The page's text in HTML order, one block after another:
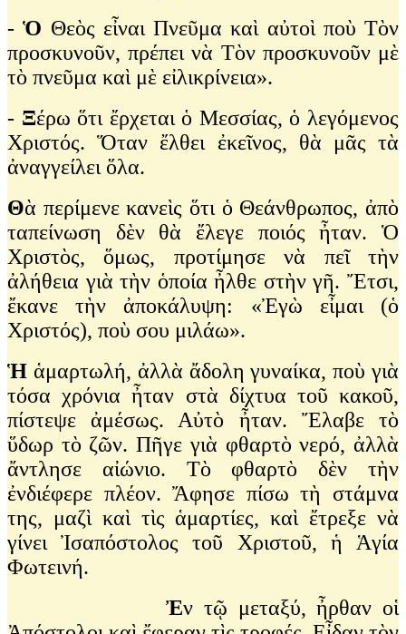
-Ὁ Θεὸς εἶναι Πνεῦμα καὶ αὐτοὶ ποὺ Τὸν
προσκυνοῦν, πρέπει νὰ Τὸν προσκυνοῦν μὲ
τὸ πνεῦμα καὶ μὲ εἰλικρίνεια».
- Ξέρω ὅτι ἔρχεται ὁ Μεσσίας, ὁ λεγόμενος
Χριστός. Ὅταν ἔλθει ἐκεῖνος, θὰ μᾶς τὰ
ἀναγγείλει ὅλα.
Θὰ περίμενε κανεὶς ὅτι ὁ Θεάνθρωπος, ἀπὸ
ταπείνωση δὲν θὰ ἔλεγε ποιός ἦταν. Ὁ
Χριστὸς, ὅμως, προτίμησε νὰ πεῖ τὴν
ἀλήθεια γιὰ τὴν ὁποία ἦλθε στὴν γῆ. Ἔτσι,
ἔκανε τὴν ἀποκάλυψη: «Ἐγὼ εἶμαι (ὁ
Χριστός), ποὺ σου μιλάω».
Ἡ ἁμαρτωλή, ἀλλὰ ἄδολη γυναίκα, ποὺ γιὰ
τόσα χρόνια ἦταν στὰ δίχτυα τοῦ κακοῦ,
πίστεψε ἀμέσως. Αὐτὸ ἦταν. Ἔλαβε τὸ
ὕδωρ τὸ ζῶν. Πῆγε γιὰ φθαρτὸ νερό, ἀλλὰ
ἄντλησε αἰώνιο. Τὸ φθαρτὸ δὲν τὴν
ἐνδιέφερε πλέον. Ἄφησε πίσω τὴ στάμνα
της, μαζὶ καὶ τὶς ἁμαρτίες, καὶ ἔτρεξε νὰ
γίνει Ἰσαπόστολος τοῦ Χριστοῦ, ἡ Ἁγία
Φωτεινή.
Ἐν τῷ μεταξύ, ἦρθαν οἱ